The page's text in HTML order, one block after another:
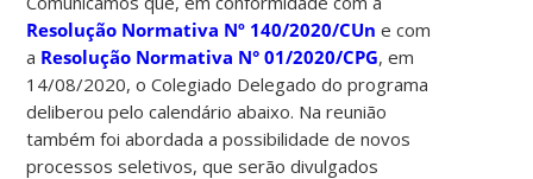
Resolução Normativa Nº 140/2020/CUn e com
a Resolução Normativa N° 01/2020/CPG, em
14/08/2020, o Colegiado Delegado do programa
deliberou pelo calendário abaixo. Na reunião
também foi abordada a possibilidade de novos
processos seletivos, que serão divulgados